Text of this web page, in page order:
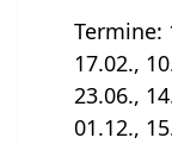
Termine:
17.02.,
23.06.,
01.12.,